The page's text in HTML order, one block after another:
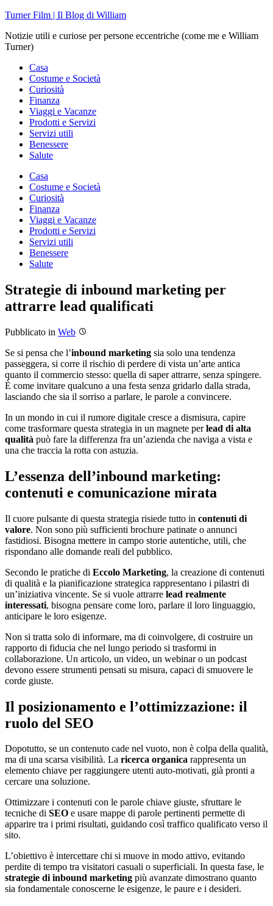
Skip
content
Turner Film | Il Blog di William
Notizie utili e curiose per persone eccentriche (come me e William
Turner)
Casa
Costume e Società
Curiosità
Finanza
Viaggi e Vacanze
Prodotti e Servizi
Servizi utili
Benessere
Salute
Casa
Costume e Società
Curiosità
Finanza
Viaggi e Vacanze
Prodotti e Servizi
Servizi utili
Benessere
Salute
Strategie di inbound marketing per
attrarre lead qualificati
Pubblicato in Web
Se si pensa che l’inbound marketing sia solo una tendenza
passeggera, si corre il rischio di perdere di vista un’arte antica
quanto il commercio stesso: quella di saper attrarre, senza spingere.
È come invitare qualcuno a una festa senza gridarlo dalla strada,
lasciando che sia il sorriso a parlare, le parole a convincere.
In un mondo in cui il rumore digitale cresce a dismisura, capire
come trasformare questa strategia in un magnete perlead di alta
qualità può fare la differenza fra un’azienda che naviga a vista e
una che traccia la rotta con astuzia.
L’essenza dell’inbound marketing:
contenuti e comunicazione mirata
Il cuore pulsante di questa strategia risiede tutto in contenuti di
valore. Non sono più sufficienti brochure patinate o annunci
fastidiosi. Bisogna mettere in campo storie autentiche, utili, che
rispondano alle domande reali del pubblico.
Secondo le pratiche di Eccolo Marketing, la creazione di contenuti
di qualità e la pianificazione strategica rappresentano i pilastri di
un’iniziativa vincente. Se si vuole attrarre lead realmente
interessati, bisogna pensare come loro, parlare il loro linguaggio,
anticipare le loro esigenze.
Non si tratta solo di informare, ma di coinvolgere, di costruire un
rapporto di fiducia che nel lungo periodo si trasformi in
collaborazione. Un articolo, un video, un webinar o un podcast
devono essere strumenti pensati su misura, capaci di smuovere le
corde giuste.
Il posizionamento e l’ottimizzazione: il
ruolo del SEO
Dopotutto, se un contenuto cade nel vuoto, non è colpa della qualità,
ma di una scarsa visibilità. La ricerca organica rappresenta un
elemento chiave per raggiungere utenti auto-motivati, già pronti a
cercare una soluzione.
Ottimizzare i contenuti con le parole chiave giuste, sfruttare le
tecniche di SEO e usare mappe di parole pertinenti permette di
apparire tra i primi risultati, guidando così traffico qualificato verso il
sito.
L’obiettivo è intercettare chi si muove in modo attivo, evitando
perdite di tempo tra visitatori casuali o superficiali. In questa fase, le
strategie di inbound marketing più avanzate dimostrano quanto
sia fondamentale conoscerne le esigenze, le paure e i desideri.